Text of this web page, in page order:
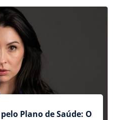
Plano de Saúde: O